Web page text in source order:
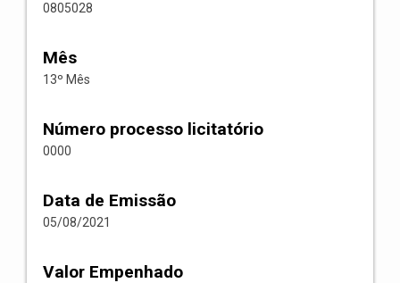
0805028
Mês
13º Mês
Número processo licitatório
0000
Data de Emissão
05/08/2021
Valor Empenhado